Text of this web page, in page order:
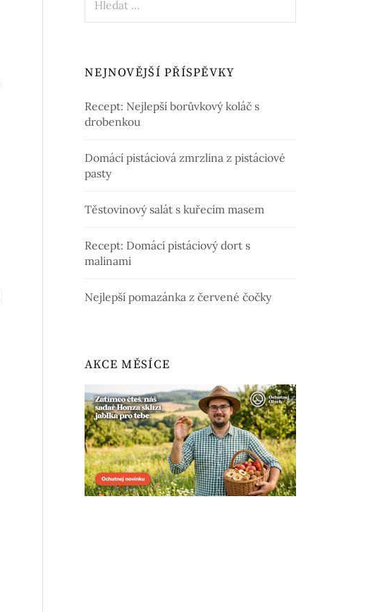
NEJNOVĚJŠÍ PŘÍSPĚVKY
Recept: Nejlepší borůvkový koláč s
drobenkou
Domácí pistáciová zmrzlina z pistáciové
pasty
Těstovinový salát s kuřecím masem
Recept: Domácí pistáciový dort s
malinami
Nejlepší pomazánka z červené čočky
AKCE MĚSÍCE